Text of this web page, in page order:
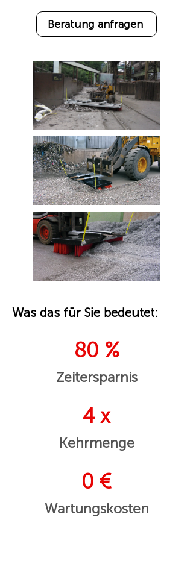
Beratung anfragen
Was das für Sie bedeutet:
80 %
Zeitersparnis
4 x
Kehrmenge
0 €
Wartungskosten